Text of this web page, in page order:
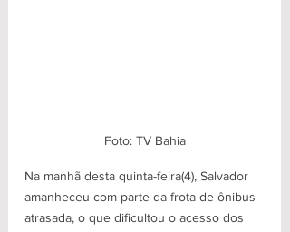
Foto: TV Bahia
Na manhã desta quinta-feira(4), Salvador
amanheceu com parte da frota de ônibus
atrasada, o que dificultou o acesso dos